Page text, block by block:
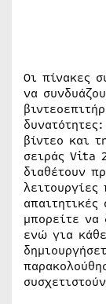
Οι πίνακες
να
βίντεο και
σειράς Vita
διαθέτουν
μπορείτε να
ενώ για